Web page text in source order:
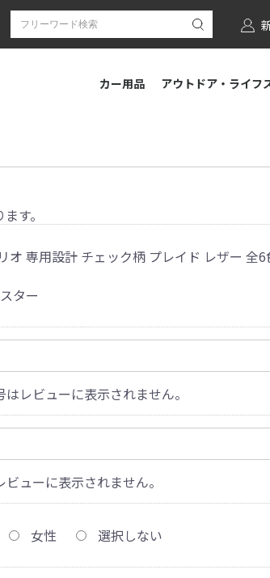
カー用品 アウトドア・ライフ
す。
オ 専用設計 チェック柄 プレイド レザー 全
ター
レビューに表示されません。
ューに表示されません。
女性 選択しない